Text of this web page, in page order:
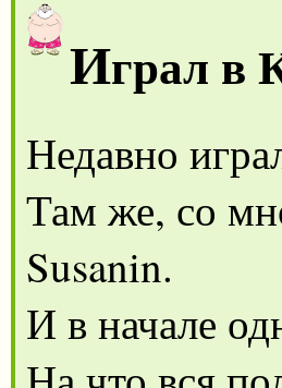
Играл в
Недавно
Там же, со
Susanin.
И в начале